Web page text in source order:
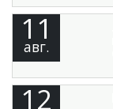
11
авг.
12